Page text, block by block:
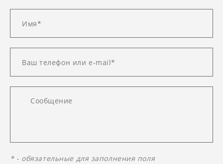
* - обязательные для заполнения поля